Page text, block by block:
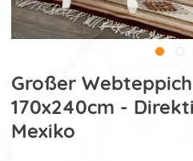
Großer
170x240cm -
Mexiko